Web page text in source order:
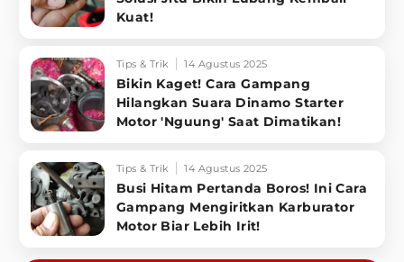
Kuat!
Tips & Trik 14 Agustus 2025
Bikin Kaget! Cara Gampang
Hilangkan Suara Dinamo Starter
Motor 'Nguung' Saat Dimatikan!
Tips & Trik 14 Agustus 2025
Busi Hitam Pertanda Boros! Ini Cara
Gampang Mengiritkan Karburator
Motor Biar Lebih Irit!